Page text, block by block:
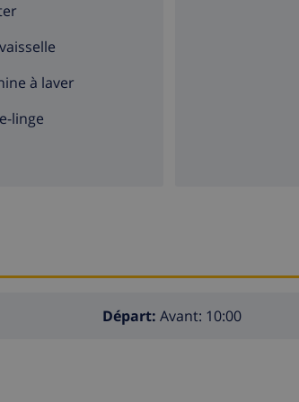
à laver
linge
Départ: Avant: 10:00